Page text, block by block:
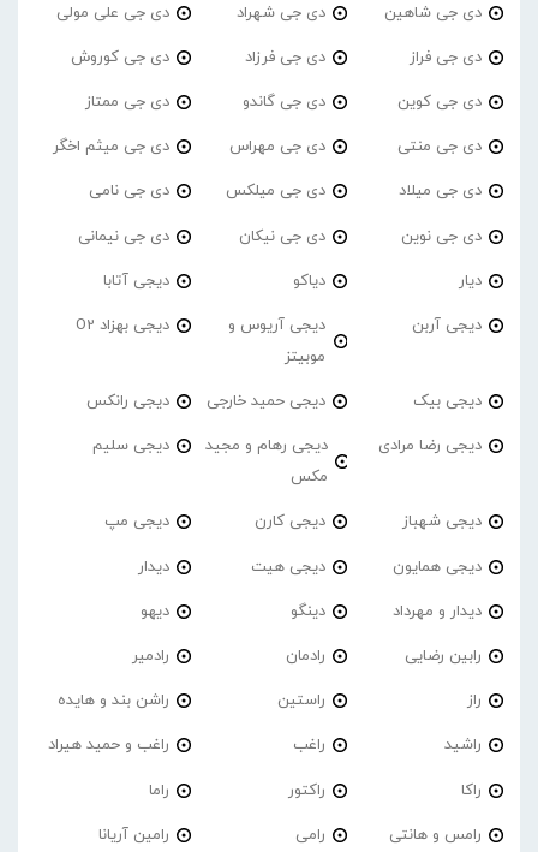
دی جی شاهین دی جی شهراد دی جی علی مولی
دی جی فراز دی جی فرزاد دی جی کوروش
دی جی کوین دی جی گاندو دی جی ممتاز
دی جی منتی دی جی مهراس دی جی میثم اخگر
دی جی میلاد دی جی میلکس دی جی نامی
دی جی نوین دی جی نیکان دی جی نیمانی
دیار دیاکو دیجی آتابا
دیجی آربن
دیجی آریوس و
موبیتز
دیجی بهزاد O2
دیجی بیک دیجی حمید خارجی دیجی رانکس
دیجی رضا مرادی
دیجی رهام و مجید
مکس
دیجی سلیم
دیجی شهباز دیجی کارن دیجی مپ
دیجی همایون دیجی هیت دیدار
دیدار و مهرداد دینگو دیهو
رابین رضایی رادمان رادمیر
راز راستین راشن بند و هایده
راشید راغب راغب و حمید هیراد
راکا راکتور راما
رامس و هانتی رامی رامین آریانا